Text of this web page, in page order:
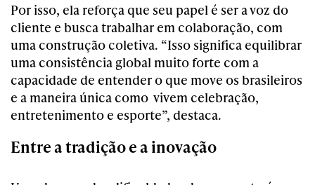
Por isso, ela reforça que seu papel é ser a voz do
cliente e busca trabalhar em colaboração, com
uma construção coletiva. “Isso significa equilibrar
uma consistência global muito forte com a
capacidade de entender o que move os brasileiros
e a maneira única como vivem celebração,
entretenimento e esporte”, destaca.
Entre a tradição e a inovação